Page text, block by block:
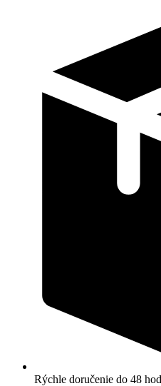
Rýchle doručenie do 48